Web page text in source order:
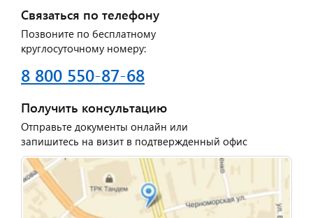
Связаться по телефону
Позвоните по бесплатному
круглосуточному номеру:
8 800 550-87-68
Получить консультацию
Отправьте документы онлайн или
запишитесь на визит в подтвержденный офис